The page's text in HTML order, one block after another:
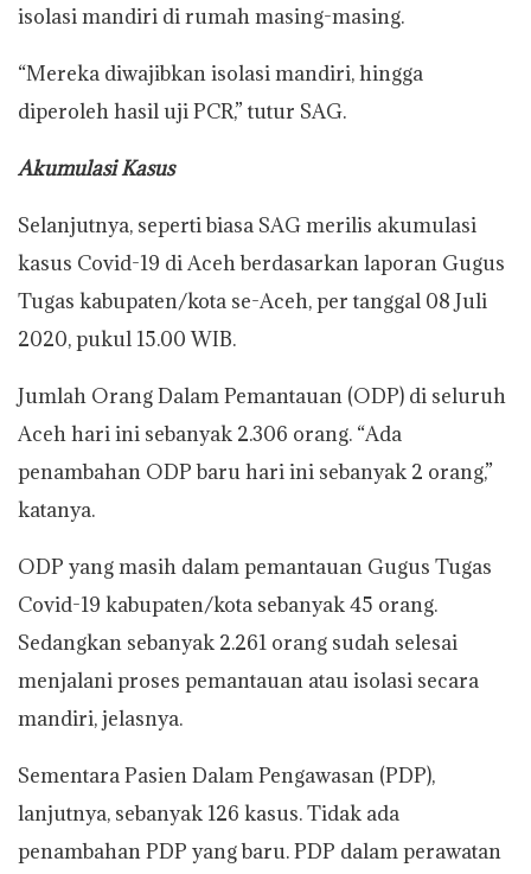
isolasi mandiri di rumah masing-masing.
“Mereka diwajibkan isolasi mandiri, hingga
diperoleh hasil uji PCR,” tutur SAG.
Akumulasi Kasus
Selanjutnya, seperti biasa SAG merilis akumulasi
kasus Covid-19 di Aceh berdasarkan laporan Gugus
Tugas kabupaten/kota se-Aceh, per tanggal 08 Juli
2020, pukul 15.00 WIB.
Jumlah Orang Dalam Pemantauan (ODP) di seluruh
Aceh hari ini sebanyak 2.306 orang. “Ada
penambahan ODP baru hari ini sebanyak 2 orang,”
katanya.
ODP yang masih dalam pemantauan Gugus Tugas
Covid-19 kabupaten/kota sebanyak 45 orang.
Sedangkan sebanyak 2.261 orang sudah selesai
menjalani proses pemantauan atau isolasi secara
mandiri, jelasnya.
Sementara Pasien Dalam Pengawasan (PDP),
lanjutnya, sebanyak 126 kasus. Tidak ada
penambahan PDP yang baru. PDP dalam perawatan